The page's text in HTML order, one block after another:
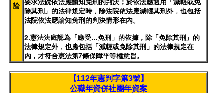
論 要求法院依法應諭知免刑的判決；於依法應適用「減輕或免
除其刑」的法律規定時，除法院依法應減輕其刑外，也包括
法院依法應諭知免刑的判決情形在內。
2.憲法法庭認為「應受…免刑」的依據，除「免除其刑」的
法律規定外，也應包括「減輕或免除其刑」的法律規定在
內，才符合憲法第7條保障平等權意旨。
【112年憲判字第3號】
公職年資併社團年資案